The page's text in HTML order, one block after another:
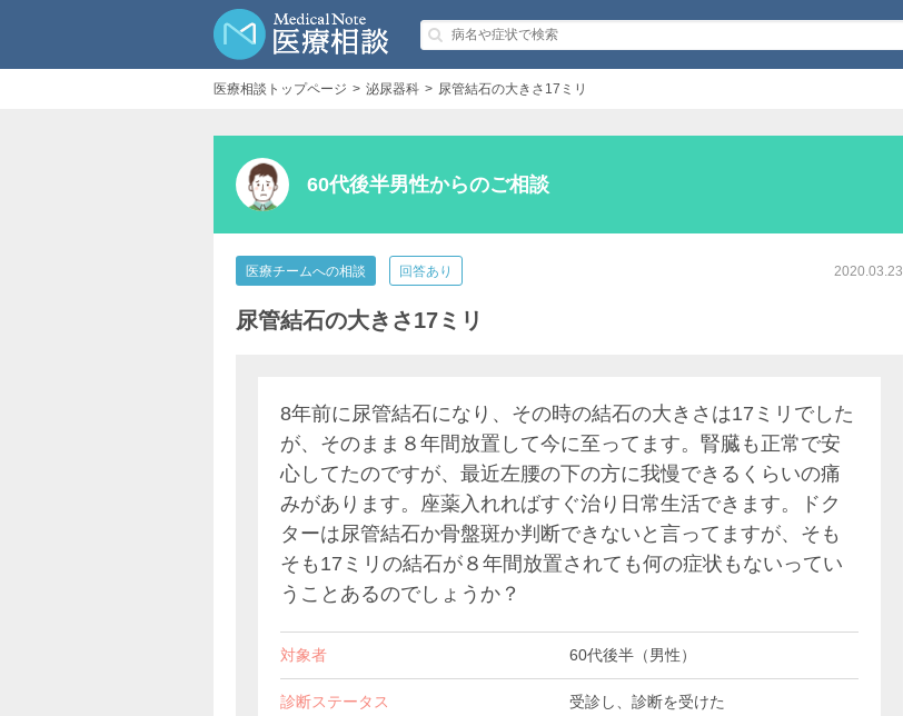
医療相談トップページ 泌尿器科 尿管結石の大きさ17ミリ
60代後半男性からのご相談
医療チームへの相談 回答あり 2020.03.23
尿管結石の大きさ17ミリ
8年前に尿管結石になり、その時の結石の大きさは17ミリでした
が、そのまま８年間放置して今に至ってます。腎臓も正常で安
心してたのですが、最近左腰の下の方に我慢できるくらいの痛
みがあります。座薬入れればすぐ治り日常生活できます。ドク
ターは尿管結石か骨盤斑か判断できないと言ってますが、そも
そも17ミリの結石が８年間放置されても何の症状もないってい
うことあるのでしょうか？
対象者 60代後半（男性）
診断ステータス 受診し、診断を受けた